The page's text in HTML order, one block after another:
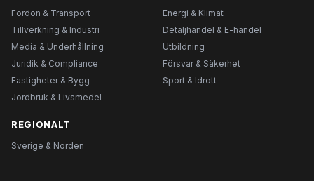
Fordon & Transport
Energi & Klimat
Tillverkning & Industri
Detaljhandel & E-handel
Media & Underhållning
Utbildning
Juridik & Compliance
Försvar & Säkerhet
Fastigheter & Bygg
Sport & Idrott
Jordbruk & Livsmedel
REGIONALT
Sverige & Norden